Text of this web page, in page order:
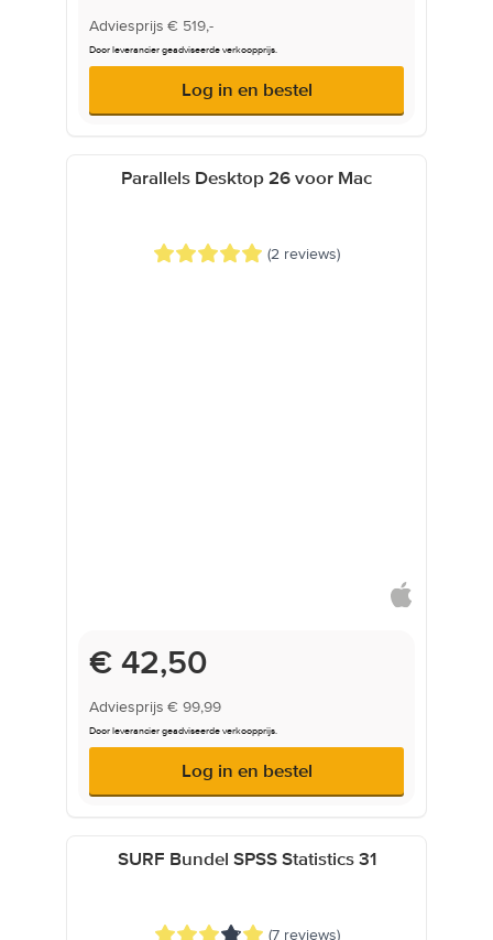
Adviesprijs € 519,-
Door leverancier geadviseerde verkoopprijs.
Log in en bestel
Parallels Desktop 26 voor Mac
(2 reviews)
Onderwijsprijs
€ 42,50
Adviesprijs € 99,99
Door leverancier geadviseerde verkoopprijs.
Log in en bestel
SURF Bundel SPSS Statistics 31
(7 reviews)